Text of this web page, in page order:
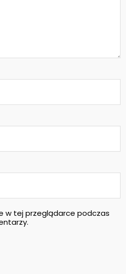
w tej przeglądarce podczas